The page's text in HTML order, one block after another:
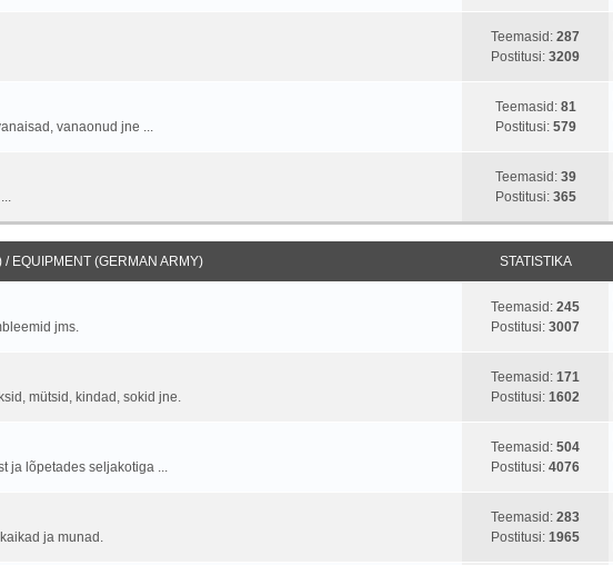
Teemasid: 287
Postitusi: 3209
vanaonud jne ...
Teemasid: 81
Postitusi: 579
Teemasid: 39
Postitusi: 365
EQUIPMENT (GERMAN ARMY) STATISTIKA
jms.
Teemasid: 245
Postitusi: 3007
mütsid, kindad, sokid jne.
Teemasid: 171
Postitusi: 1602
ja lõpetades seljakotiga ...
Teemasid: 504
Postitusi: 4076
ja munad.
Teemasid: 283
Postitusi: 1965